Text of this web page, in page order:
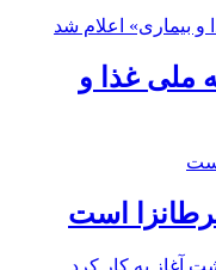
ملی غذا و
است